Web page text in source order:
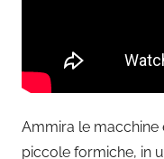
Ammira le
piccole formiche, in